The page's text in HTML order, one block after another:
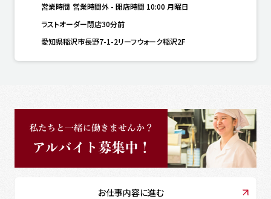
営業時間 営業時間外 - 開店時間 10:00 月曜日
ラストオーダー閉店30分前
愛知県稲沢市長野7-1-2リーフウォーク稲沢2F
お仕事内容に進む